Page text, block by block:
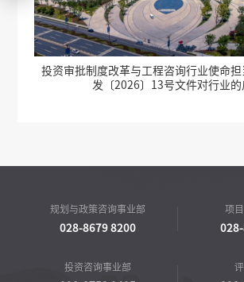
投资审批制度改革与工程咨询行业使命
发〔2026〕13号文件对行业的
规划与政策咨询事业部
028-8679 8200
项
投资咨询事业部